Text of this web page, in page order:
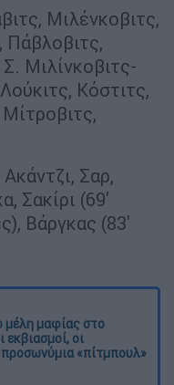
Μιλένκοβιτς,
Πάβλοβιτς,
Μιλίνκοβιτς-
Κόστιτς,
Σαρ,
Σακίρι (69'
Βάργκας (83'
μαφίας στο
οι
«πίτμπουλ»